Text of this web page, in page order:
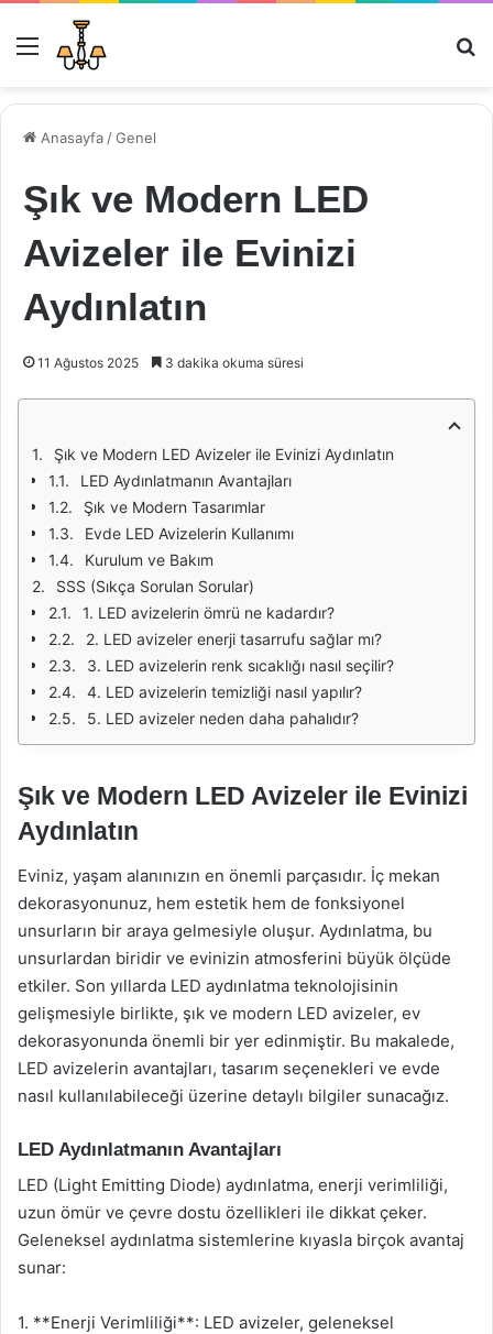
Menü
Anasayfa /Genel
Şık ve Modern LED
Avizeler ile Evinizi
Aydınlatın
11 Ağustos 2025 3 dakika okuma süresi
Şık ve Modern LED Avizeler ile Evinizi Aydınlatın
LED Aydınlatmanın Avantajları
Şık ve Modern Tasarımlar
Evde LED Avizelerin Kullanımı
Kurulum ve Bakım
SSS (Sıkça Sorulan Sorular)
1. LED avizelerin ömrü ne kadardır?
2. LED avizeler enerji tasarrufu sağlar mı?
3. LED avizelerin renk sıcaklığı nasıl seçilir?
4. LED avizelerin temizliği nasıl yapılır?
5. LED avizeler neden daha pahalıdır?
Şık ve Modern LED Avizeler ile Evinizi
Aydınlatın
Eviniz, yaşam alanınızın en önemli parçasıdır. İç mekan
dekorasyonunuz, hem estetik hem de fonksiyonel
unsurların bir araya gelmesiyle oluşur. Aydınlatma, bu
unsurlardan biridir ve evinizin atmosferini büyük ölçüde
etkiler. Son yıllarda LED aydınlatma teknolojisinin
gelişmesiyle birlikte, şık ve modern LED avizeler, ev
dekorasyonunda önemli bir yer edinmiştir. Bu makalede,
LED avizelerin avantajları, tasarım seçenekleri ve evde
nasıl kullanılabileceği üzerine detaylı bilgiler sunacağız.
LED Aydınlatmanın Avantajları
LED (Light Emitting Diode) aydınlatma, enerji verimliliği,
uzun ömür ve çevre dostu özellikleri ile dikkat çeker.
Geleneksel aydınlatma sistemlerine kıyasla birçok avantaj
sunar:
1. **Enerji Verimliliği**: LED avizeler, geleneksel